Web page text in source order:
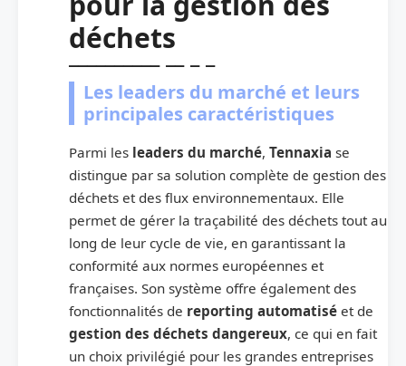
déchets
Les leaders du marché et leurs
principales caractéristiques
Parmi les leaders du marché, Tennaxia se
distingue par sa solution complète de gestion des
déchets et des flux environnementaux. Elle
permet de gérer la traçabilité des déchets tout au
long de leur cycle de vie, en garantissant la
conformité aux normes européennes et
françaises. Son système offre également des
fonctionnalités de reporting automatisé et de
gestion des déchets dangereux, ce qui en fait
un choix privilégié pour les grandes entreprises